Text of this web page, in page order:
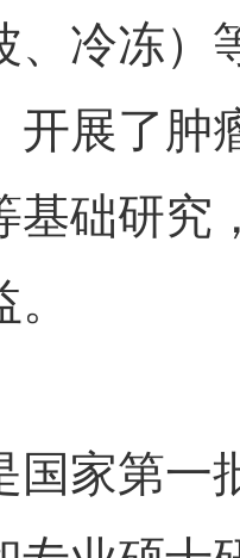
、冷冻
开展了
基础研究
第一批